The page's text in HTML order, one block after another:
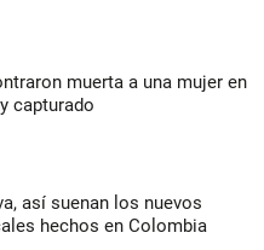
muerta a una mujer en
capturado
así suenan los nuevos
hechos en Colombia